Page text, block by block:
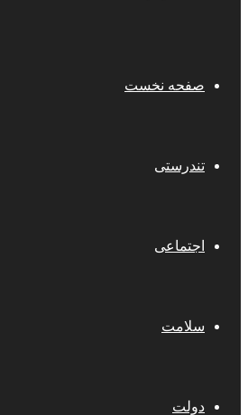
صفحه نخست
تندرستی
اجتماعی
سلامت
دولت